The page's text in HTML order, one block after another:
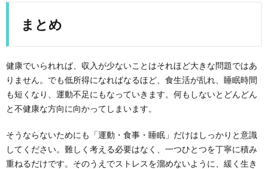
まとめ
健康でいられれば、収入が少ないことはそれほど大きな問題ではあ
りません。でも低所得になればなるほど、食生活が乱れ、睡眠時間
も短くなり、運動不足にもなっていきます。何もしないとどんどん
と不健康な方向に向かってしまいます。
そうならないためにも「運動・食事・睡眠」だけはしっかりと意識
してください。難しく考える必要はなく、一つひとつを丁寧に積み
重ねるだけです。そのうえでストレスを溜めないように、緩く生き